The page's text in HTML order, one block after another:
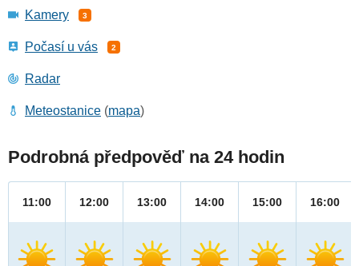
Kamery 3
Počasí u vás 2
Radar
Meteostanice (mapa)
Podrobná předpověď na 24 hodin
11:00 12:00 13:00 14:00 15:00 16:00